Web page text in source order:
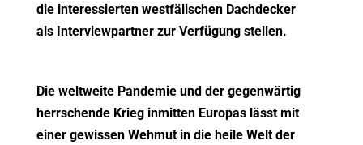
die interessierten westfälischen Dachdecker
als Interviewpartner zur Verfügung stellen.
Die weltweite Pandemie und der gegenwärtig
herrschende Krieg inmitten Europas lässt mit
einer gewissen Wehmut in die heile Welt der